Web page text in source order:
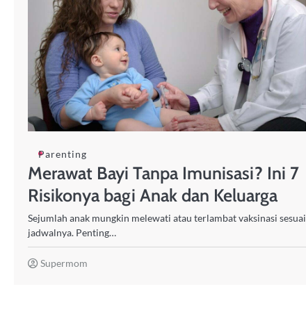
Parenting
Merawat Bayi Tanpa Imunisasi? Ini 7
Risikonya bagi Anak dan Keluarga
Sejumlah anak mungkin melewati atau terlambat vaksinasi sesuai
jadwalnya. Penting…
Supermom